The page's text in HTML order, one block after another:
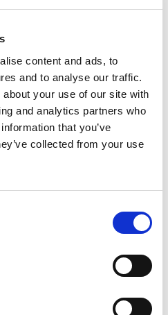
content and ads, to
and to analyse our traffic.
your use of our site with
and analytics partners who
that you’ve
collected from your use
Hondenpuzzel, Slow
feeder 35cm
In winkelwagen
Antischrok bak,